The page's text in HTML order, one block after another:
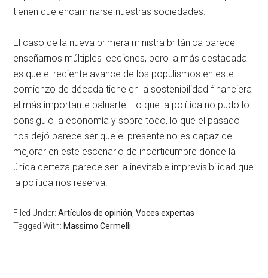
tienen que encaminarse nuestras sociedades.
El caso de la nueva primera ministra británica parece
enseñarnos múltiples lecciones, pero la más destacada
es que el reciente avance de los populismos en este
comienzo de década tiene en la sostenibilidad financiera
el más importante baluarte. Lo que la política no pudo lo
consiguió la economía y sobre todo, lo que el pasado
nos dejó parece ser que el presente no es capaz de
mejorar en este escenario de incertidumbre donde la
única certeza parece ser la inevitable imprevisibilidad que
la política nos reserva.
Filed Under:Artículos de opinión ,Voces expertas
Tagged With: Massimo Cermelli